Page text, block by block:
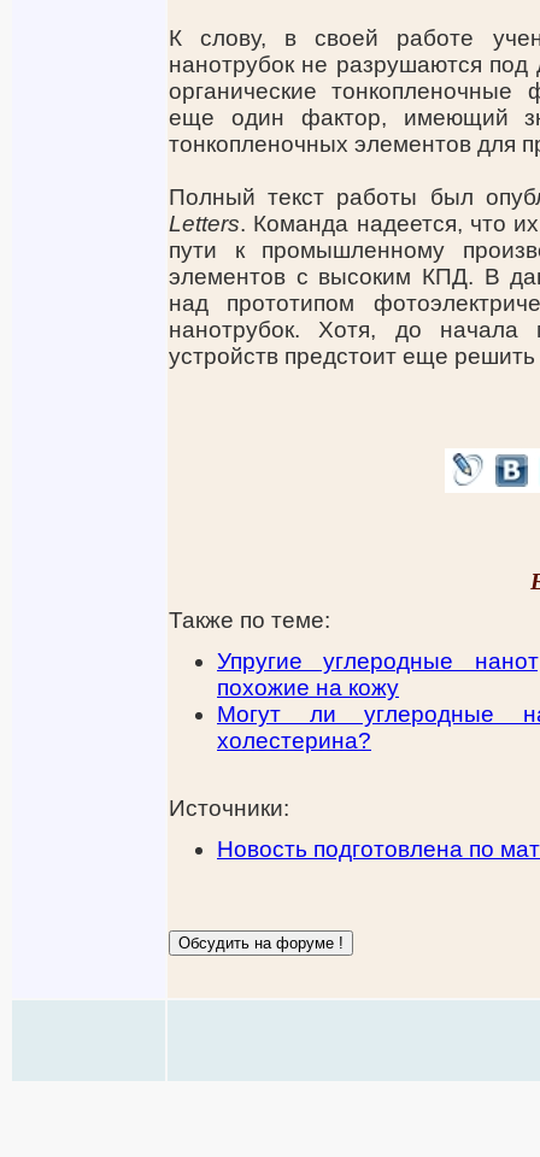
К слову, в своей работе
нанотрубок не разрушаются под
органические тонкопленочные
еще один фактор, имеющий
тонкопленочных элементов для
Полный текст работы был
Letters. Команда надеется, что
пути к промышленному
элементов с высоким КПД. В
над прототипом
нанотрубок. Хотя, до начала
устройств предстоит еще
Также по теме:
Упругие углеродные
похожие на кожу
Могут ли углеродные
холестерина?
Источники:
Новость подготовлена по